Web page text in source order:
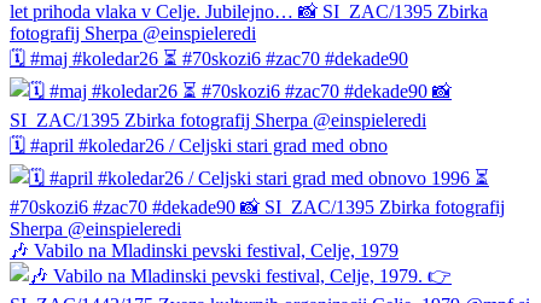
🗓️ #maj #koledar26 ⏳ #70skozi6 #zac70 #dekade90
🗓️ #april #koledar26 / Celjski stari grad med obno
🎶 Vabilo na Mladinski pevski festival, Celje, 1979